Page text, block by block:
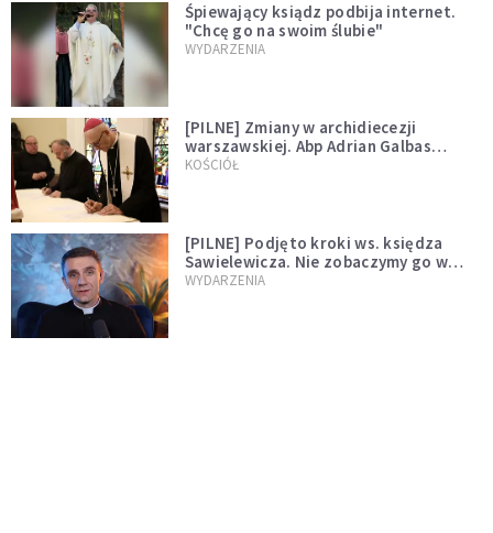
Śpiewający ksiądz podbija internet.
"Chcę go na swoim ślubie"
WYDARZENIA
[PILNE] Zmiany w archidiecezji
warszawskiej. Abp Adrian Galbas
wręczył dekrety nowym proboszczom
KOŚCIÓŁ
[PILNE] Podjęto kroki ws. księdza
Sawielewicza. Nie zobaczymy go w
mediach
WYDARZENIA